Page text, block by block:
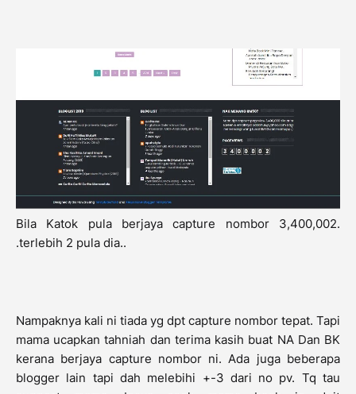
Bila Katok pula berjaya capture nombor 3,400,002.
.terlebih 2 pula dia..
Nampaknya kali ni tiada yg dpt capture nombor tepat. Tapi
mama ucapkan tahniah dan terima kasih buat NA Dan BK
kerana berjaya capture nombor ni. Ada juga beberapa
blogger lain tapi dah melebihi +-3 dari no pv. Tq tau